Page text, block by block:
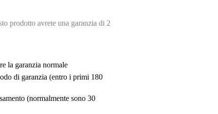
prodotto avrete una garanzia di 2
la garanzia normale
di garanzia (entro i primi 180
(normalmente sono 30